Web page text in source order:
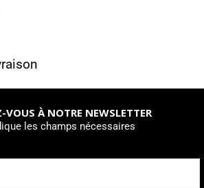
VOUS À NOTRE NEWSLETTER
les champs nécessaires